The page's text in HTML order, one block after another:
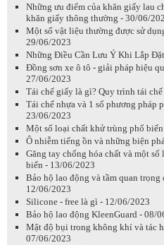
Những ưu điểm của khăn giấy lau
khăn giấy thông thường - 30/06/
Một số vật liệu thường được sử
29/06/2023
Những Điều Cần Lưu Ý Khi Lắp
Đồng sơn xe ô tô - giải pháp hiệu
27/06/2023
Tái chế giấy là gì? Quy trình tái
Tái chế nhựa và 1 số phương pháp
23/06/2023
Một số loại chất khử trùng phổ
Ô nhiễm tiếng ồn và những biện
Găng tay chống hóa chất và một
biến - 13/06/2023
Bảo hộ lao động và tầm quan
12/06/2023
Silicone - free là gì - 12/06/2023
Bảo hộ lao động KleenGuard - 08/
Mật độ bụi trong không khí và tác
07/06/2023